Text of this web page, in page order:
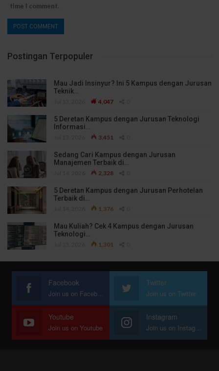
time I comment.
Postingan Terpopuler
Mau Jadi Insinyur? Ini 5 Kampus dengan Jurusan
Teknik…
4,047
5 Deretan Kampus dengan Jurusan Teknologi
Informasi…
3,451
Sedang Cari Kampus dengan Jurusan
Manajemen Terbaik di…
2,328
5 Deretan Kampus dengan Jurusan Perhotelan
Terbaik di…
1,376
Mau Kuliah? Cek 4 Kampus dengan Jurusan
Teknologi…
1,301
Facebook
Join us on Facebook
Twitter
Join us on Twitter
Youtube
Join us on Youtube
Instagram
Join us on Instagram